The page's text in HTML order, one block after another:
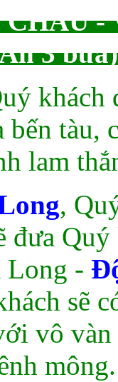
3 bữa)
khách
bến tàu,
lam
,
đưa
Long -
sẽ
vô vàn
mông.